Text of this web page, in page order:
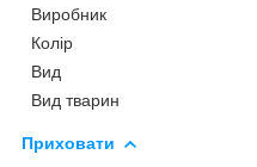
Виробник
Колір
Вид
Вид тварин
Приховати